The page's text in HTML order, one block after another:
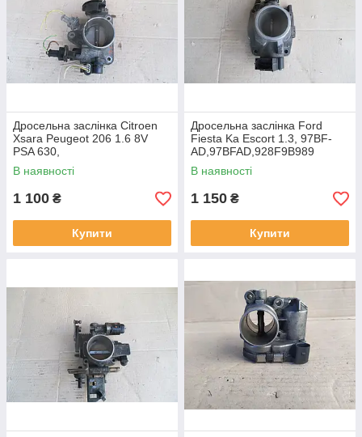
Дросельна заслінка Citroen
Xsara Peugeot 206 1.6 8V
PSA 630,
72776020,7277602002
В наявності
1 100 ₴
Купити
Дросельна заслінка Ford
Fiesta Ka Escort 1.3, 97BF-
AD,97BFAD,928F9B989
В наявності
1 150 ₴
Купити